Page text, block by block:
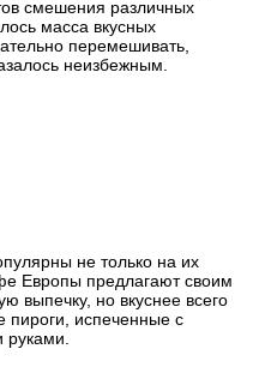
смешения различных
масса вкусных
перемешивать,
неизбежным.
не только на их
Европы предлагают своим
выпечку, но вкуснее всего
пироги, испеченные с